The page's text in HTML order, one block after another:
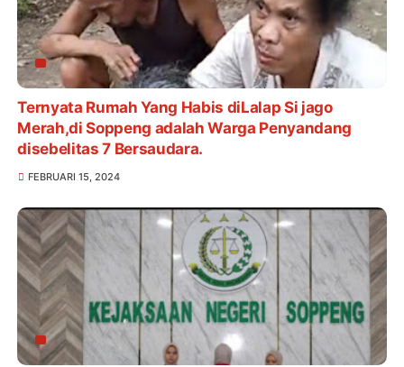
Ternyata Rumah Yang Habis diLalap Si jago
Merah,di Soppeng adalah Warga Penyandang
disebelitas 7 Bersaudara.
FEBRUARI 15, 2024